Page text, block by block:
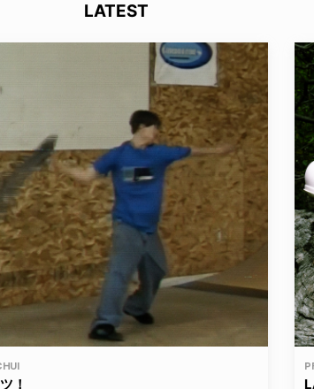
LATEST
！